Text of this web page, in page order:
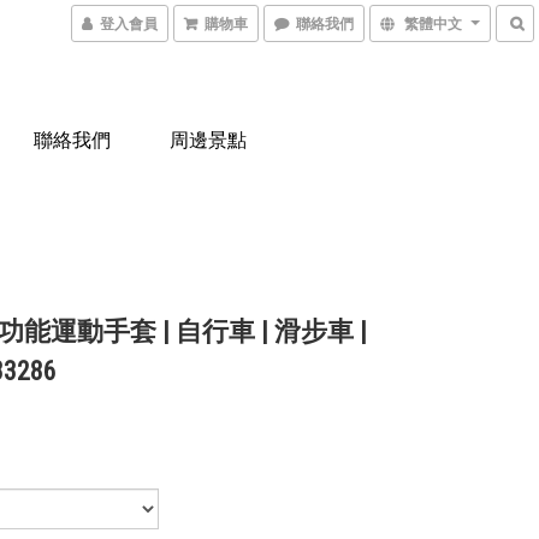
登入會員 購物車 聯絡我們 繁體中文
聯絡我們 周邊景點
能運動手套 | 自行車 | 滑步車 |